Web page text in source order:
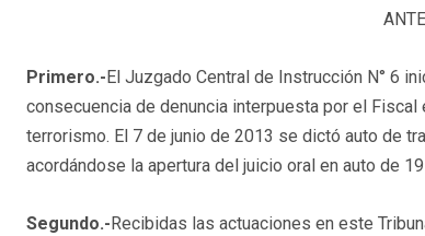
Primero.- El Juzgado Central de Instrucción N° 6
consecuencia de denuncia interpuesta por el
terrorismo. El 7 de junio de 2013 se dictó auto de
acordándose la apertura del juicio oral en auto de
Segundo.- Recibidas las actuaciones en este